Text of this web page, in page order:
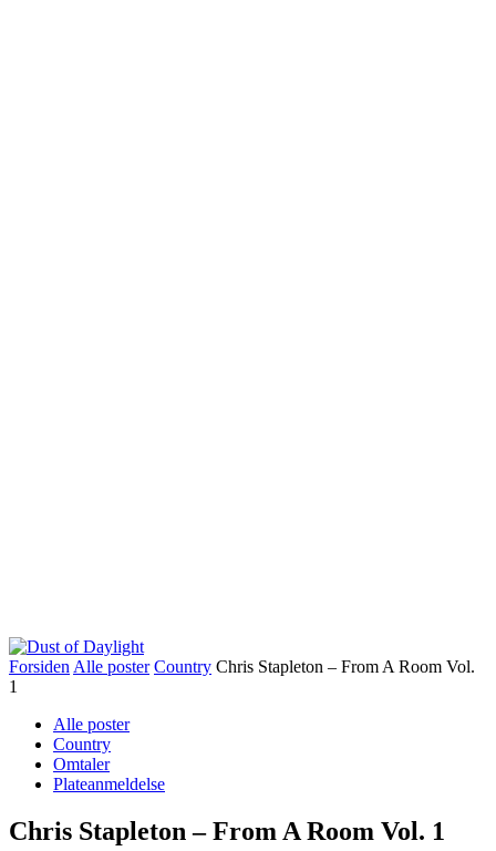
Forsiden Alle poster Country Chris Stapleton – From A Room Vol.
1
Alle poster
Country
Omtaler
Plateanmeldelse
Chris Stapleton – From A Room Vol. 1